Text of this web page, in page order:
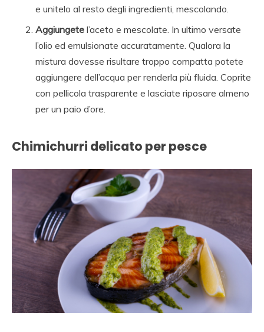
e unitelo al resto degli ingredienti, mescolando.
Aggiungete l’aceto e mescolate. In ultimo versate
l’olio ed emulsionate accuratamente. Qualora la
mistura dovesse risultare troppo compatta potete
aggiungere dell’acqua per renderla più fluida. Coprite
con pellicola trasparente e lasciate riposare almeno
per un paio d’ore.
Chimichurri delicato per pesce